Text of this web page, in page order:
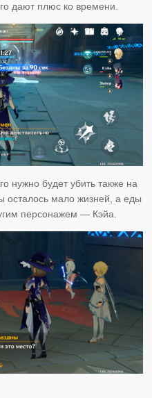
дают плюс ко времени.
нужно будет убить также на
мало жизней, а еды
персонажем — Кэйа.